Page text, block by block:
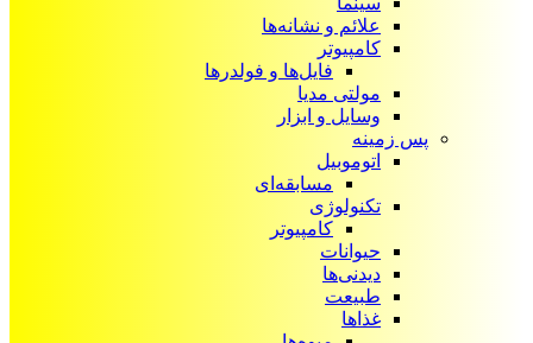
علائم و نشانه‌ها
کامپیوتر
فایل‌ها و فولدرها
مولتی مدیا
وسایل و ابزار
پس زمینه
اتوموبیل
مسابقه‌ای
تکنولوژی
کامپیوتر
حیوانات
دیدنی‌ها
طبیعت
غذاها